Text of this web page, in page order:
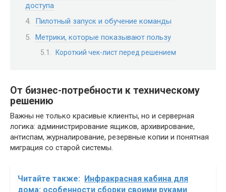
доступа
Пилотный запуск и обучение команды
Метрики, которые показывают пользу
Короткий чек-лист перед решением
От бизнес-потребности к техническому
решению
Важны не только красивые клиенты, но и серверная
логика: администрирование ящиков, архивирование,
антиспам, журналирование, резервные копии и понятная
миграция со старой системы.
Читайте также:
Инфракрасная кабина для
дома: особенности сборки своими руками